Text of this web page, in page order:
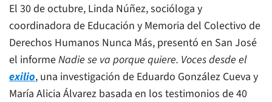
El 30 de octubre, Linda Núñez, socióloga y
coordinadora de Educación y Memoria del Colectivo de
Derechos Humanos Nunca Más, presentó en San José
el informeNadie se va porque quiere. Voces desde el
exilio, una investigación de Eduardo González Cueva y
María Alicia Álvarez basada en los testimonios de 40